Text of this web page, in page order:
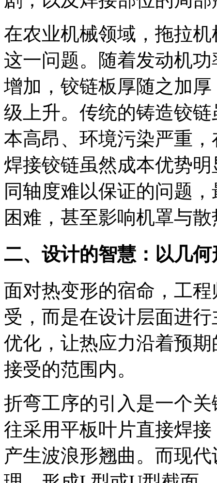
在农业机械领域，拖拉
这一问题。随着发动机
增加，铰链板厚随之加
级上升。传统的铸造铰
本高昂、环境污染严重
焊接铰链虽然成本优势
同轴度难以保证的问题
困难，甚至影响机罩与
二、设计的智慧：以几
面对热变形的宿命，工
受，而是在设计层面进
优化，让热应力沿着预
接受的范围内。
折弯工序的引入是一个
往采用平板叶片直接焊
产生波浪形翘曲。而现